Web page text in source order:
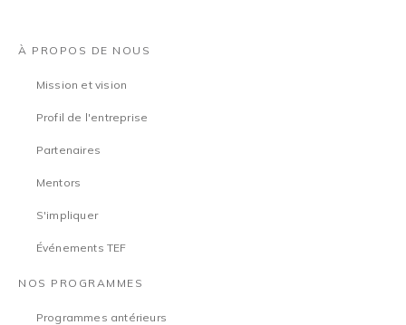
À PROPOS DE NOUS
Mission et vision
Profil de l'entreprise
Partenaires
Mentors
S'impliquer
Événements TEF
NOS PROGRAMMES
Programmes antérieurs